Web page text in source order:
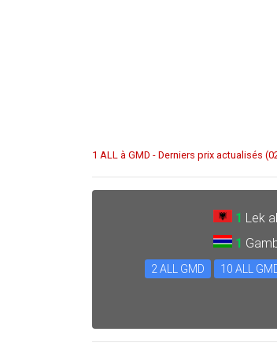
1 ALL à GMD - Derniers prix actualisés
1 Lek
1
2 ALL GMD 10 ALL